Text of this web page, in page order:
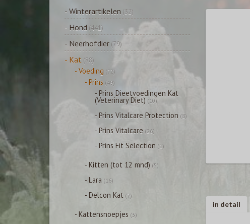
in detail
- Winterartikelen (32)
- Hond (441)
- Neerhofdier (79)
- Kat (88)
- Voeding (72)
- Prins (49)
- Prins Dieetvoedingen Kat
(Veterinary Diet) (10)
- Prins Vitalcare Protection (8)
- Prins Vitalcare (26)
- Prins Fit Selection (1)
- Kitten (tot 12 mnd) (5)
- Lara (16)
- Delcon Kat (7)
- Kattensnoepjes (3)